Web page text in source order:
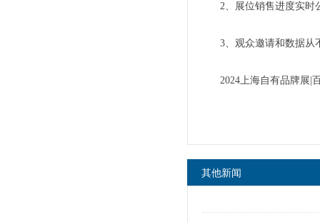
2、展位销售进度实时
3、观众邀请和数据从
2024上海自有品牌展|
其他新闻